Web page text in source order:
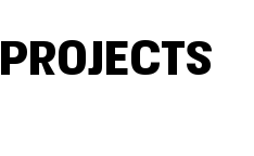
PROJECTS